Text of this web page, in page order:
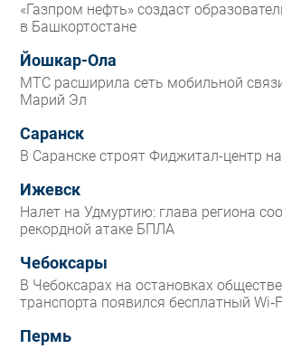
«Газпром нефть» создаст
в Башкортостане
Йошкар-Ола
МТС расширила сеть мобильной
Марий Эл
Саранск
В Саранске строят Фиджитал-центр
Ижевск
Налет на Удмуртию: глава региона
рекордной атаке БПЛА
Чебоксары
В Чебоксарах на остановках
транспорта появился бесплатный
Пермь